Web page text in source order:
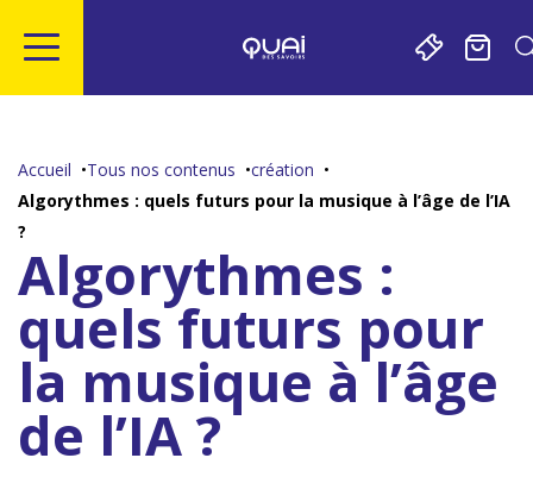
contenu
page
Accueil Tous nos contenus
création
Algorythmes : quels futurs pour la musique à l’âge de l’IA
?
Algorythmes :
quels futurs pour
la musique à l’âge
de l’IA ?